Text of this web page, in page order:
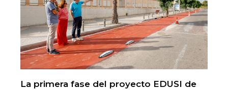
La primera fase del proyecto EDUSI de